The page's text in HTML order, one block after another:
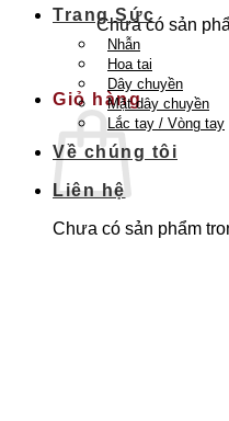
Chưa có sản
Quay trở lại cửa
Giỏ hàng
Chưa có sản phẩm
Trang Sức
Nhẫn
Hoa tai
Dây chuyền
Mặt dây chuyền
Lắc tay / Vòng tay
Về chúng tôi
Liên hệ